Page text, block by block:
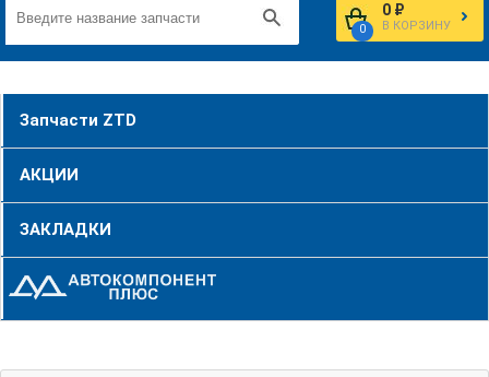
0
0 ₽
В КОРЗИНУ
Запчасти ZTD
АКЦИИ
ЗАКЛАДКИ